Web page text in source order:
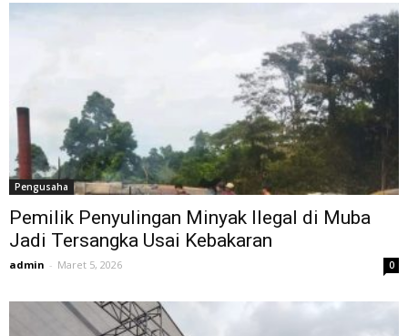
Pengusaha
Pemilik Penyulingan Minyak Ilegal di Muba
Jadi Tersangka Usai Kebakaran
admin - Maret 5, 2026 0